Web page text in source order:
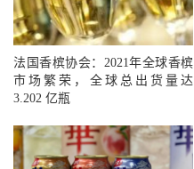
法国香槟协会：2021年全球香槟
市场繁荣，全球总出货量达
3.202 亿瓶